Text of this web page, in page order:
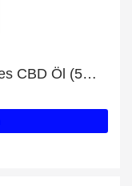
Bis zu 25% Rabatt auf THC freies CBD Öl (5%) + zusätzliche 71-Rabatte